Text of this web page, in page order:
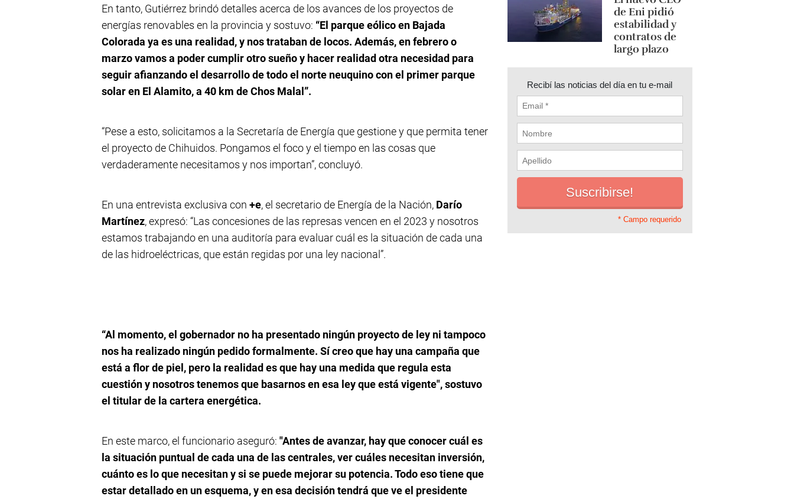
En tanto, Gutiérrez brindó detalles acerca de los avances de los proyectos de
energías renovables en la provincia y sostuvo: “El parque eólico en Bajada
Colorada ya es una realidad, y nos trataban de locos. Además, en febrero o
marzo vamos a poder cumplir otro sueño y hacer realidad otra necesidad para
seguir afianzando el desarrollo de todo el norte neuquino con el primer parque
solar en El Alamito, a 40 km de Chos Malal”.
“Pese a esto, solicitamos a la Secretaría de Energía que gestione y que permita tener
el proyecto de Chihuidos. Pongamos el foco y el tiempo en las cosas que
verdaderamente necesitamos y nos importan”, concluyó.
En una entrevista exclusiva con +e, el secretario de Energía de la Nación, Darío
Martínez, expresó: “Las concesiones de las represas vencen en el 2023 y nosotros
estamos trabajando en una auditoría para evaluar cuál es la situación de cada una
de las hidroeléctricas, que están regidas por una ley nacional”.
“Al momento, el gobernador no ha presentado ningún proyecto de ley ni tampoco
nos ha realizado ningún pedido formalmente. Sí creo que hay una campaña que
está a flor de piel, pero la realidad es que hay una medida que regula esta
cuestión y nosotros tenemos que basarnos en esa ley que está vigente", sostuvo
el titular de la cartera energética.
En este marco, el funcionario aseguró: "Antes de avanzar, hay que conocer cuál es
la situación puntual de cada una de las centrales, ver cuáles necesitan inversión,
cuánto es lo que necesitan y si se puede mejorar su potencia. Todo eso tiene que
estar detallado en un esquema, y en esa decisión tendrá que ve el presidente
de Eni pidió
estabilidad y
contratos de
largo plazo
Recibí las noticias del día en tu e-mail
* Campo requerido